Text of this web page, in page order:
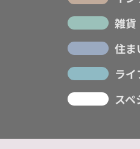
雑貨
住ま
ラ
スペ